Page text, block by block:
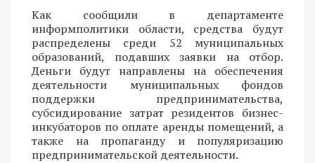
Как сообщили в департаменте
информполитики области, средства будут
распределены среди 52 муниципальных
образований, подавших заявки на отбор.
Деньги будут направлены на обеспечения
деятельности муниципальных фондов
поддержки предпринимательства,
субсидирование затрат резидентов бизнес-
инкубаторов по оплате аренды помещений, а
также на пропаганду и популяризацию
предпринимательской деятельности.